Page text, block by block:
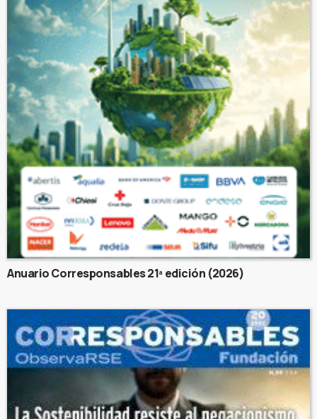
Anuario Corresponsables 21ª edición (2026)